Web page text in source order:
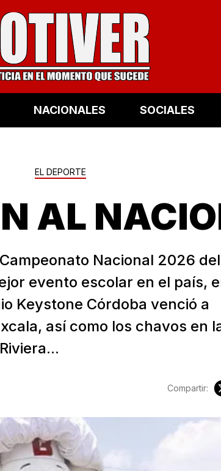
NACIONALES SOCIALES
EL DEPORTE
AL
Nacional 2026 del
evento escolar en el país,
Keystone Córdoba venció a
así como los chavos en
Compartir: